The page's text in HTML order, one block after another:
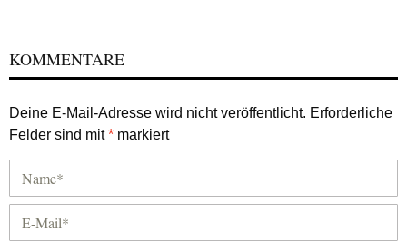
KOMMENTARE
Deine E-Mail-Adresse wird nicht veröffentlicht. Erforderliche
Felder sind mit* markiert